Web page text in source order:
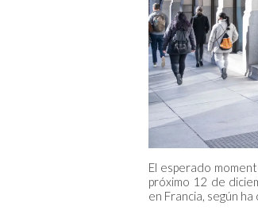
El esperado
próximo 12 de
en Francia, según